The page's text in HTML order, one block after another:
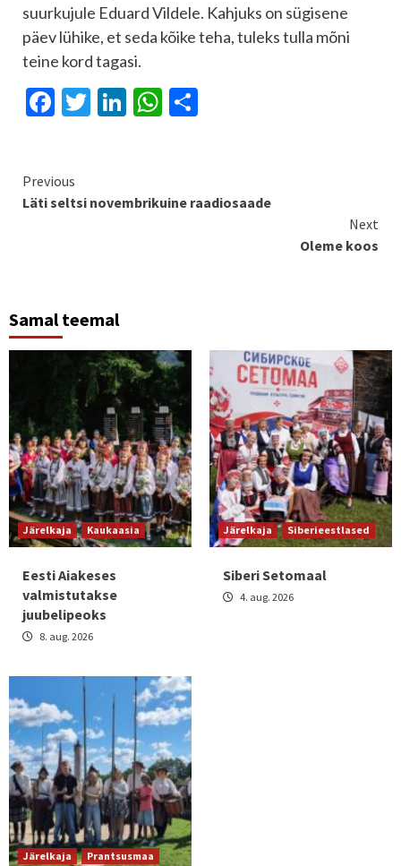
suurkujule Eduard Vildele. Kahjuks on sügisene
päev lühike, et seda kõike teha, tuleks tulla mõni
teine kord tagasi.
Facebook
Twitter
LinkedIn
WhatsApp
Continue
Reading
Previous
Läti seltsi novembrikuine raadiosaade
Next
Oleme koos
Samal teemal
Järelkaja Kaukaasia
Eesti Aiakeses
valmistutakse
juubelipeoks
8. aug. 2026
Järelkaja Siberieestlased
Siberi Setomaal
4. aug. 2026
Järelkaja Prantsusmaa